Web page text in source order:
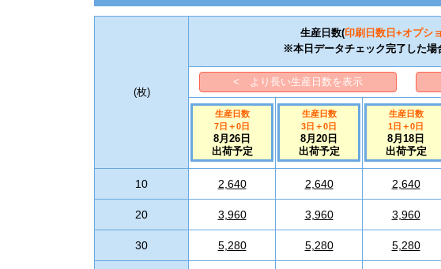
(枚)
生産日数(印刷日数 日+オプシ
※本日データチェック完了した場
< より長い生産日数を表示
生産日数
7日 ＋0日
8月26日
出荷予定
生産日数
3日 ＋0日
8月20日
出荷予定
生産日数
1日 ＋0日
8月18日
出荷予定
10 2,640 2,640 2,640
20 3,960 3,960 3,960
30 5,280 5,280 5,280